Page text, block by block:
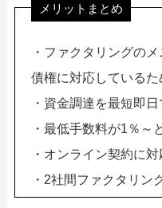
メリットまとめ
・ファクタリングの
債権に対応している
・資金調達を最短即
・最低手数料が1％～
・オンライン契約に
・2社間ファクタリン